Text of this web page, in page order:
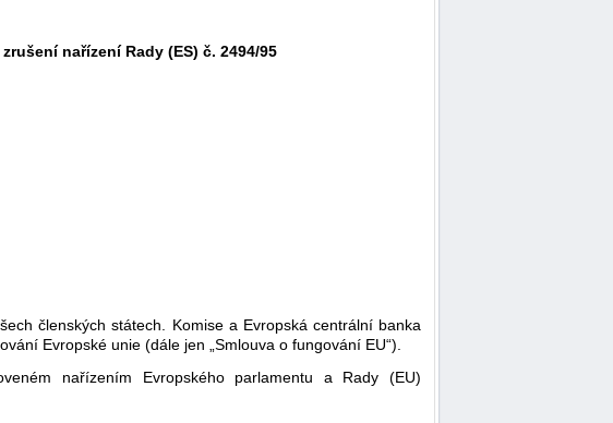
nařízení Rady (ES) č. 2494/95
členských státech. Komise a Evropská centrální banka
Evropské unie (dále jen „Smlouva o fungování EU“).
nařízením Evropského parlamentu a Rady (EU)